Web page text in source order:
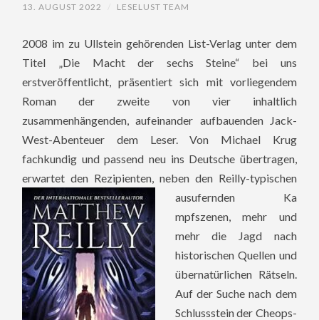
13. AUGUST 2022 LESELUST TEAM
2008 im zu Ullstein gehörenden List-Verlag unter dem
Titel „Die Macht der sechs Steine“ bei uns
erstveröffentlicht, präsentiert sich mit vorliegendem
Roman der zweite von vier inhaltlich
zusammenhängenden, aufeinander aufbauenden Jack-
West-Abenteuer dem Leser. Von Michael Krug
fachkundig und passend neu ins Deutsche übertragen,
erwartet den Rezipienten, neben den Reilly-typischen
ausufernden Ka
mpfszenen, mehr und
mehr die Jagd nach
historischen Quellen und
übernatürlichen Rätseln.
Auf der Suche nach dem
Schlussstein der Cheops-